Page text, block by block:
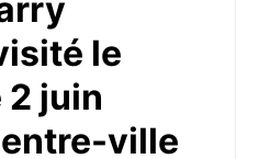
le
juin
ville